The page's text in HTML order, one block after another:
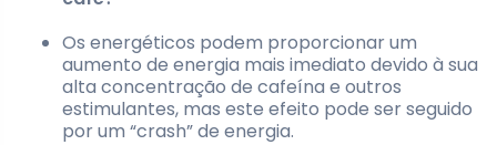
Os energéticos podem proporcionar um
aumento de energia mais imediato devido à sua
alta concentração de cafeína e outros
estimulantes, mas este efeito pode ser seguido
por um “crash” de energia.